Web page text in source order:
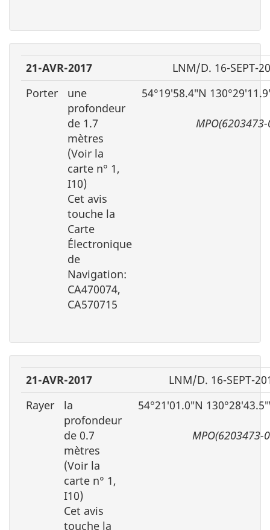
21-AVR-2017
LNM/D. 16-SEPT-
Porter
une
profondeur
de 1.7
mètres
(Voir la
carte n° 1,
I10)
Cet avis
touche la
Carte
Électronique
de
Navigation:
CA470074,
CA570715
54°19′58.4″N
21-AVR-2017
LNM/D. 16-SEPT-
Rayer
la
profondeur
de 0.7
mètres
(Voir la
carte n° 1,
I10)
Cet avis
touche la
54°21′01.0″N
MPO(6203473-